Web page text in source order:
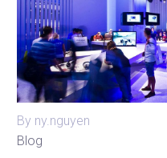
By ny.nguyen
Blog